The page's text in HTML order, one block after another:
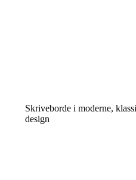
Skriveborde i moderne,
design